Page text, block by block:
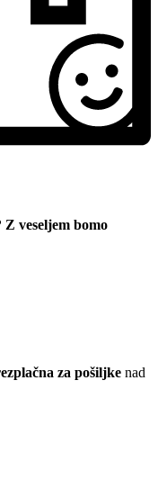
veseljem bomo
za pošiljke nad